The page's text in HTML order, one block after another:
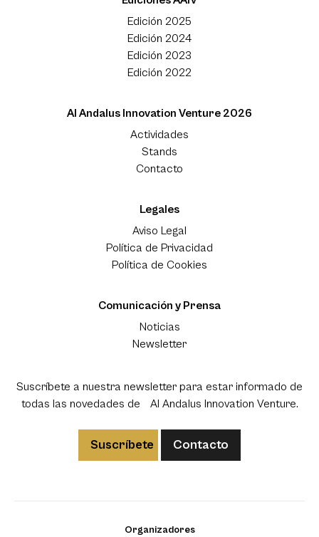
Edición 2025
Edición 2024
Edición 2023
Edición 2022
Al Andalus Innovation Venture 2026
Actividades
Stands
Contacto
Legales
Aviso Legal
Política de Privacidad
Política de Cookies
Comunicación y Prensa
Noticias
Newsletter
Suscríbete a nuestra newsletter para estar informado de
todas las novedades de Al Andalus Innovation Venture.
Suscríbete Contacto
Organizadores